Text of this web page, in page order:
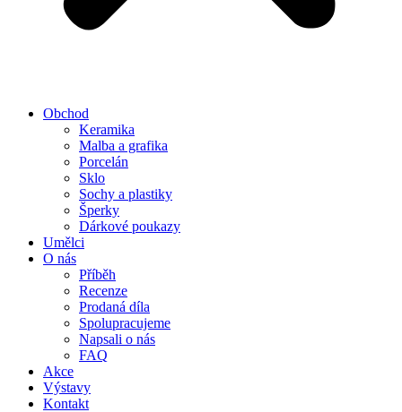
Obchod
Keramika
Malba a grafika
Porcelán
Sklo
Sochy a plastiky
Šperky
Dárkové poukazy
Umělci
O nás
Příběh
Recenze
Prodaná díla
Spolupracujeme
Napsali o nás
FAQ
Akce
Výstavy
Kontakt